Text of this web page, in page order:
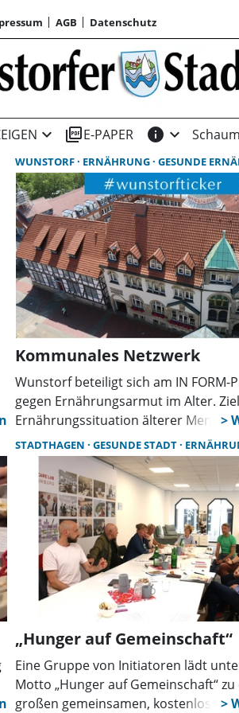
AGB Datenschutz
expand_more picture_as_pdfE-PAPER info expand_more
WUNSTORF ERNÄHRUNG GESUNDE
Kommunales Netzwerk
Wunstorf beteiligt sich am IN FORM-
gegen Ernährungsarmut im Alter.
Ernährungssituation älterer
verbessern. Am 3. Februar um 14
erste Netzwerktreffen in der
Seniorenbegegnungsstätte.
herzlich eingeladen.
STADTHAGEN GESUNDE STADT
„Hunger auf Gemeinschaft“
Eine Gruppe von Initiatoren lädt
Motto „Hunger auf Gemeinschaft“ zu
großen gemeinsamen, kostenlosen